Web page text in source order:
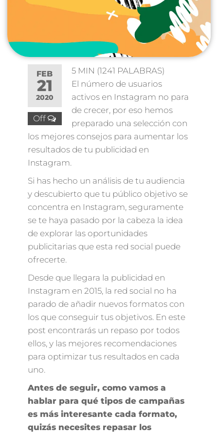
FEB
21
2020
Off
5 MIN (1241 PALABRAS)
El número de usuarios
activos en Instagram no para
de crecer, por eso hemos
preparado una selección con
los mejores consejos para aumentar los
resultados de tu publicidad en
Instagram.
Si has hecho un análisis de tu audiencia
y descubierto que tu público objetivo se
concentra en Instagram, seguramente
se te haya pasado por la cabeza la idea
de explorar las oportunidades
publicitarias que esta red social puede
ofrecerte.
Desde que llegara la publicidad en
Instagram en 2015, la red social no ha
parado de añadir nuevos formatos con
los que conseguir tus objetivos. En este
post encontrarás un repaso por todos
ellos, y las mejores recomendaciones
para optimizar tus resultados en cada
uno.
Antes de seguir, como vamos a
hablar para qué tipos de campañas
es más interesante cada formato,
quizás necesites repasar los